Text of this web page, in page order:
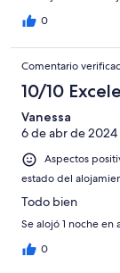
0
Comentario
10/10
Vanessa
6 de abr de 2024
Aspectos
estado del
Todo bien
Se alojó 1 noche
0